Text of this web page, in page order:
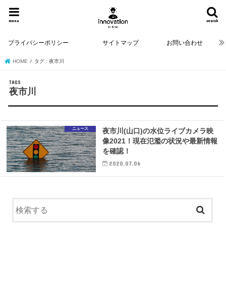
search
menu
プライバシーポリシー サイトマップ お問い合わせ
HOME タグ : 夜市川
夜市川
ニュース
夜市川(山口)の水位ライブカメラ映
像2021！現在氾濫の状況や最新情報
を確認！
2020.07.06